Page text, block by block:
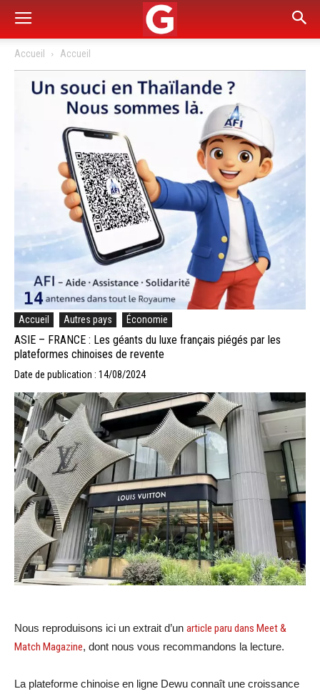
Accueil Accueil
Accueil Autres pays Économie
ASIE – FRANCE : Les géants du luxe français piégés par les
plateformes chinoises de revente
Date de publication : 14/08/2024
Nous reproduisons ici un extrait d’un article paru dans Meet &
Match Magazine, dont nous vous recommandons la lecture.
La plateforme chinoise en ligne Dewu connaît une croissance